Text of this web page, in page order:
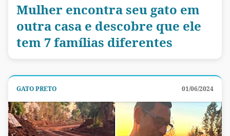
Mulher encontra seu gato em
outra casa e descobre que ele
tem 7 famílias diferentes
GATO PRETO 01/06/2024